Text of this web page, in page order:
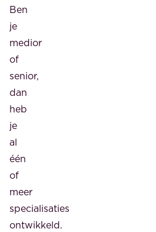
Ben
je
medior
of
senior,
dan
heb
je
al
één
of
meer
specialisaties
ontwikkeld.